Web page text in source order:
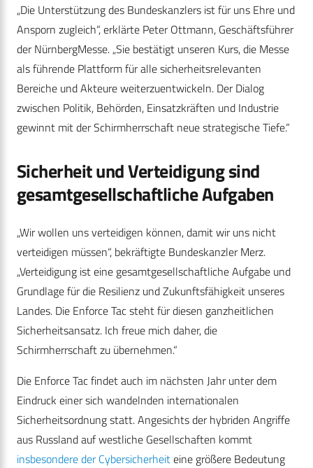
„Die Unterstützung des Bundeskanzlers ist für uns Ehre und
Ansporn zugleich“, erklärte Peter Ottmann, Geschäftsführer
der NürnbergMesse. „Sie bestätigt unseren Kurs, die Messe
als führende Plattform für alle sicherheitsrelevanten
Bereiche und Akteure weiterzuentwickeln. Der Dialog
zwischen Politik, Behörden, Einsatzkräften und Industrie
gewinnt mit der Schirmherrschaft neue strategische Tiefe.“
Sicherheit und Verteidigung sind
gesamtgesellschaftliche Aufgaben
„Wir wollen uns verteidigen können, damit wir uns nicht
verteidigen müssen“, bekräftigte Bundeskanzler Merz.
„Verteidigung ist eine gesamtgesellschaftliche Aufgabe und
Grundlage für die Resilienz und Zukunftsfähigkeit unseres
Landes. Die Enforce Tac steht für diesen ganzheitlichen
Sicherheitsansatz. Ich freue mich daher, die
Schirmherrschaft zu übernehmen.“
Die Enforce Tac findet auch im nächsten Jahr unter dem
Eindruck einer sich wandelnden internationalen
Sicherheitsordnung statt. Angesichts der hybriden Angriffe
aus Russland auf westliche Gesellschaften kommt
insbesondere der Cybersicherheiteine größere Bedeutung